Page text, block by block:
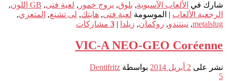
شارك في الألعاب الآسيوية, بلوق, يروج خمور , لعبة فتى, GB اللون
,
الرجعية الألعاب | الموسومة لعبة فتى, هايتك, لى تشنغ, المتعري,
metalslug
, نينتندو, روكمان, زيلدا |
3 مشاركات
VIC-A NEO-GEO Coréenne
نشر على 2 أبريل 2014 بواسطة Dentifritz
5